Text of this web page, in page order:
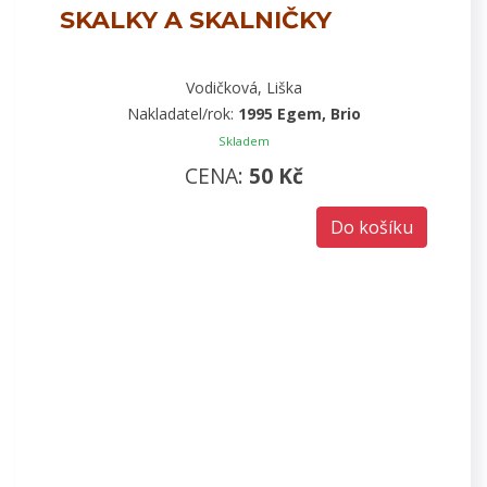
SKALKY A SKALNIČKY
Vodičková, Liška
Nakladatel/rok: 1995 Egem, Brio
Skladem
CENA: 50 Kč
Do košíku